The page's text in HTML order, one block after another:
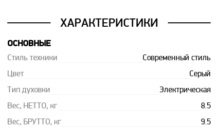
ХАРАКТЕРИСТИКИ
ОСНОВНЫЕ
Стиль техники Современный стиль
Цвет Серый
Тип духовки Электрическая
Вес, НЕТТО, кг 8.5
Вес, БРУТТО, кг 9.5